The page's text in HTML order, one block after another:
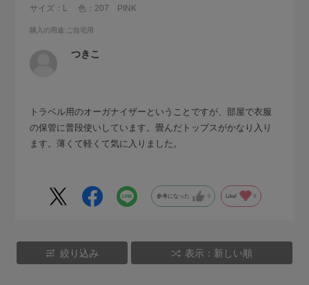
サイズ：L 色：207 PINK
購入の用途:ご自宅用
つきこ
トラベル用のオーガナイザーということですが、部屋で衣服
の保管に普段使いしています。畳んだトップスがかなり入り
ます。薄くて軽くて気に入りました。
参考になった 0 Like! 0
絞り込み 表示：新しい順